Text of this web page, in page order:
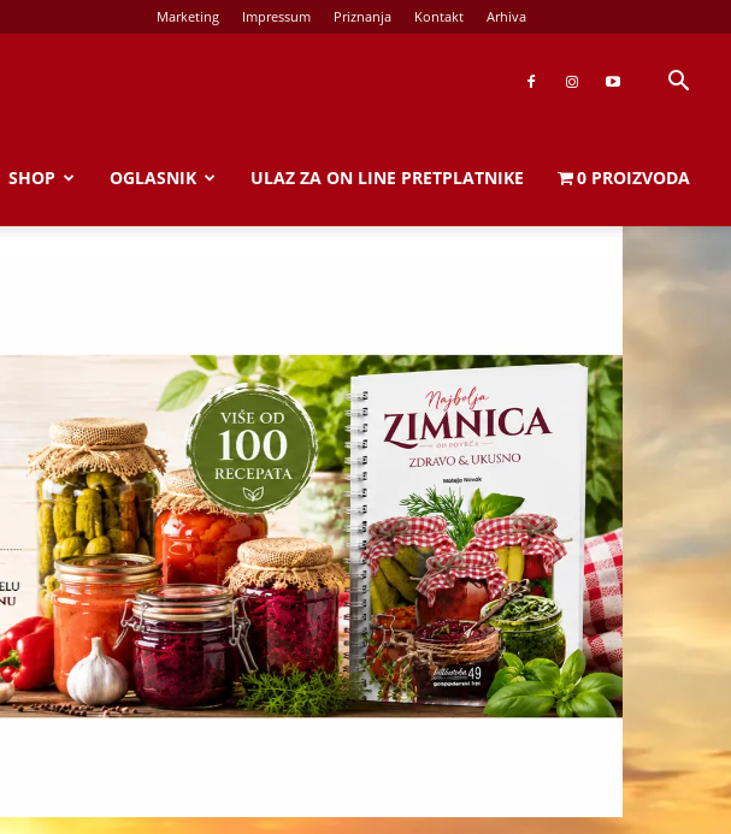
Marketing Impressum Priznanja Kontakt Arhiva
SHOP OGLASNIK ULAZ ZA ON LINE PRETPLATNIKE 0 PROIZVODA